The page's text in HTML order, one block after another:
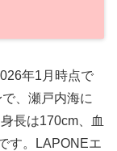
年1月時点で
、瀬戸内海に
長は170cm、血
す。LAPONEエ